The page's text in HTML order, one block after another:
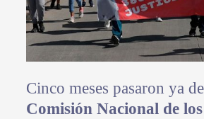
Cinco meses pasaron ya
Comisión Nacional de